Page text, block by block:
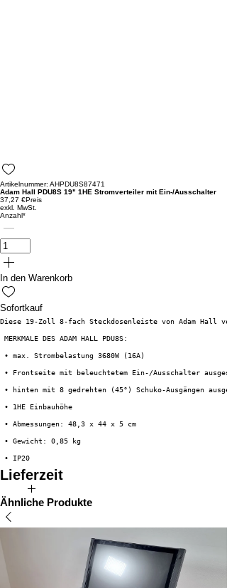
Artikelnummer: AHPDU8S87471
Adam Hall PDU8S 19" 1HE Stromverteiler mit Ein-/Ausschalter
37,27 €Preis
exkl. MwSt.
Anzahl*
In den Warenkorb
Sofortkauf
Diese 19-Zoll 8-fach Steckdosenleiste von Adam Hall
MERKMALE DES ADAM HALL PDU8S:
• max. Strombelastung 3680W (16A)
• Frontseite mit beleuchtetem Ein-/Ausschalter
• hinten mit 8 gedrehten (45°) Schuko-Ausgängen
• 1HE Einbauhöhe
• Abmessungen: 48,3 x 44 x 5 cm
• Gewicht: 0,85 kg
• IP20
Lieferzeit
Sofort auf Lager!
Ähnliche Produkte